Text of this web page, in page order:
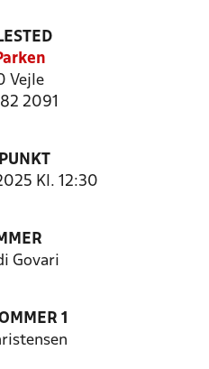
Vejle
2091
Kl. 12:30
Govari
1